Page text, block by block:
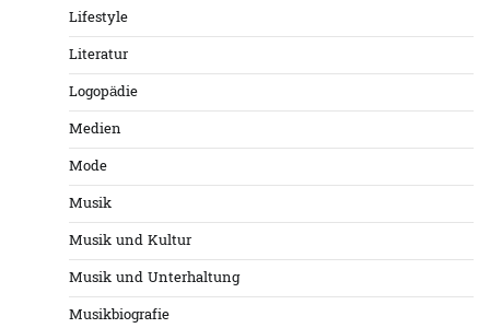
Lifestyle
Literatur
Logopädie
Medien
Mode
Musik
Musik und Kultur
Musik und Unterhaltung
Musikbiografie